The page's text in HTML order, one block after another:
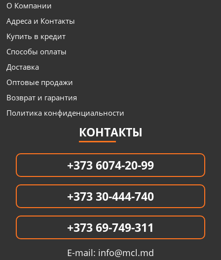
О Компании
Адреса и Контакты
Купить в кредит
Способы оплаты
Доставка
Оптовые продажи
Возврат и гарантия
Политика конфиденциальности
КОНТАКТЫ
+373 6074-20-99
+373 30-444-740
+373 69-749-311
E-mail: info@mcl.md